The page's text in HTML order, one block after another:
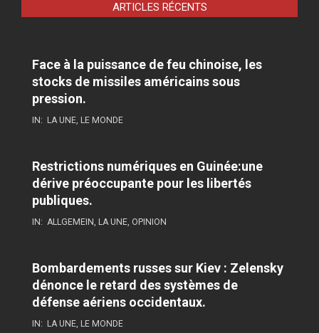
ARTICLES RÉCENTS
Face à la puissance de feu chinoise, les
stocks de missiles américains sous
pression.
IN: LA UNE, LE MONDE
Restrictions numériques en Guinée:une
dérive préoccupante pour les libertés
publiques.
IN: ALLGEMEIN, LA UNE, OPINION
Bombardements russes sur Kiev : Zelensky
dénonce le retard des systèmes de
défense aériens occidentaux.
IN: LA UNE, LE MONDE